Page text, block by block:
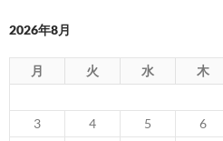
2026年8月
月 火 水 木
3
4 5 6